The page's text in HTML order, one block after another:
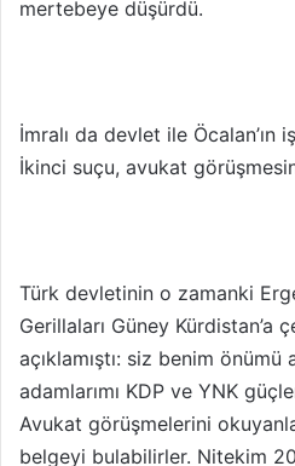
mertebeye düşürdü.
İmralı da devlet ile
İkinci suçu, avukat
Türk devletinin o zamanki
Gerillaları Güney Kürdistan’a
açıklamıştı: siz benim önümü
adamlarımı KDP ve YNK
Avukat görüşmelerini
belgeyi bulabilirler. Nitekim